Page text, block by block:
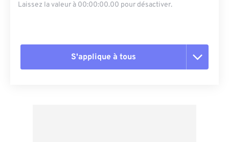
Laissez la valeur à 00:00:00.00 pour désactiver.
S'applique à tous